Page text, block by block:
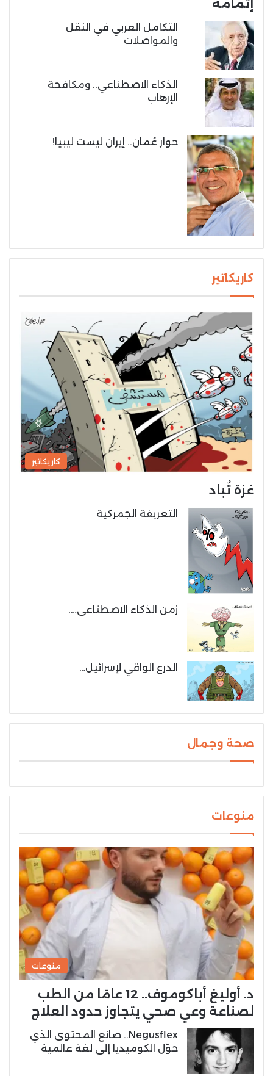
إتمامه
التكامل العربي في النقل
والمواصلات
الذكاء الاصطناعي.. ومكافحة
الإرهاب
حوار عُمان.. إيران ليست ليبيا!
كاريكاتير
كاريكاتير
غزة تُباد
التعريفة الجمركية
زمن الذكاء الاصطناعى….
الدرع الواقي لإسرائيل…
صحة وجمال
منوعات
منوعات
د. أوليغ أباكوموف.. 12 عامًا من الطب
لصناعة وعي صحي يتجاوز حدود العلاج
Negusflex.. صانع المحتوى الذي
حوّل الكوميديا إلى لغة عالمية